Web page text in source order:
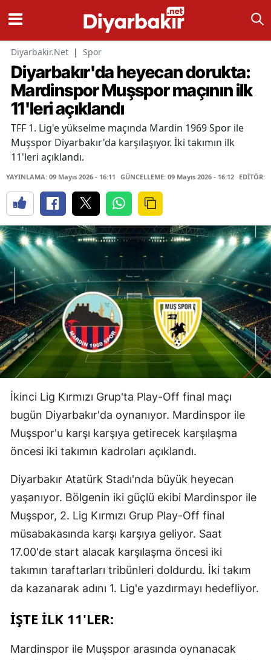
Diyarbakir.Net | Spor
Diyarbakır'da heyecan dorukta:
Mardinspor Muşspor maçının ilk
11'leri açıklandı
TFF 1. Lig'e yükselme maçında Mardin 1969 Spor ile
Muşspor Diyarbakır'da karşılaşıyor. İki takımın ilk
11'leri açıklandı.
YAYINLAMA: 09 Mayıs 2026 - 16:11 GÜNCELLEME: 09 Mayıs 2026 - 16:12 EDİTÖR:
İkinci Lig Kırmızı Grup'ta Play-Off final maçı
bugün Diyarbakır'da oynanıyor. Mardinspor ile
Muşspor'u karşı karşıya getirecek karşılaşma
öncesi iki takımın kadroları açıklandı.
Diyarbakır Atatürk Stadı'nda büyük heyecan
yaşanıyor. Bölgenin iki güçlü ekibi Mardinspor ile
Muşspor, 2. Lig Kırmızı Grup Play-Off final
müsabakasında karşı karşıya geliyor. Saat
17.00'de start alacak karşılaşma öncesi iki
takımın taraftarları tribünleri doldurdu. İki takım
da kazanarak adını 1. Lig'e yazdırmayı hedefliyor.
İŞTE İLK 11'LER:
Mardinspor ile Muşspor arasında oynanacak